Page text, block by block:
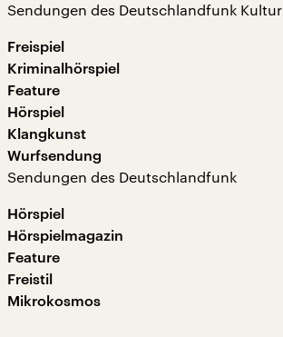
Sendungen des Deutschlandfunk Kultur
Freispiel
Kriminalhörspiel
Feature
Hörspiel
Klangkunst
Wurfsendung
Sendungen des Deutschlandfunk
Hörspiel
Hörspielmagazin
Feature
Freistil
Mikrokosmos